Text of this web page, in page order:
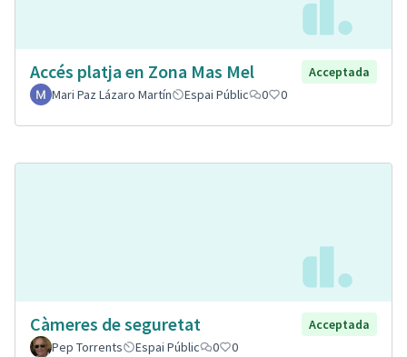
Accés platja en Zona Mas Mel
Acceptada
Mari Paz Lázaro Martín
Espai Públic 0 0
Càmeres de seguretat
Acceptada
Pep Torrents
Espai Públic 0 0